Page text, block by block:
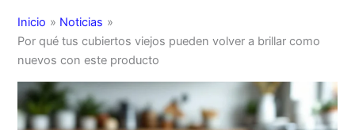
Inicio
Noticias
Por qué tus cubiertos viejos pueden volver a brillar como
nuevos con este producto